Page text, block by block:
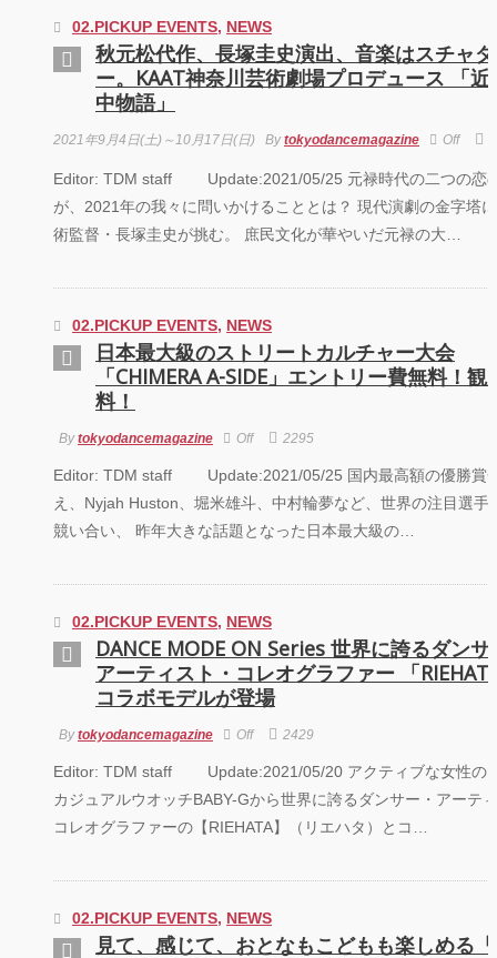
PARCO PRODUCE
TOUR』
「GREENROOM
FESTIVAL 20th
Anniversary」レポ
ート！
02.PICKUP EVENTS, NEWS
秋元松代作、長塚圭史演出、音楽はスチャ
ー。KAAT神奈川芸術劇場プロデュース 「近
中物語」
2021年9月4日(土)～10月17日(日) Bytokyodancemagazine Off
Editor: TDM staff Update:2021/05/25 元禄時代の二つの恋
が、2021年の我々に問いかけることとは？ 現代演劇の金字塔
術監督・長塚圭史が挑む。 庶民文化が華やいだ元禄の大…
02.PICKUP EVENTS, NEWS
日本最大級のストリートカルチャー大会
「CHIMERA A-SIDE」エントリー費無料！観
料！
Bytokyodancemagazine Off 2295
Editor: TDM staff Update:2021/05/25 国内最高額の優勝賞
え、Nyjah Huston、堀米雄斗、中村輪夢など、世界の注目選手
競い合い、 昨年大きな話題となった日本最大級の…
02.PICKUP EVENTS, NEWS
DANCE MODE ON Series 世界に誇るダンサ
アーティスト・コレオグラファー 「
コラボモデルが登場
Bytokyodancemagazine Off 2429
Editor: TDM staff Update:2021/05/20 アクティブな女性の
カジュアルウオッチBABY-Gから世界に誇るダンサー・アーテ
コレオグラファーの【RIEHATA】（リエハタ）とコ…
02.PICKUP EVENTS, NEWS
見て、感じて、おとなもこどもも楽しめる